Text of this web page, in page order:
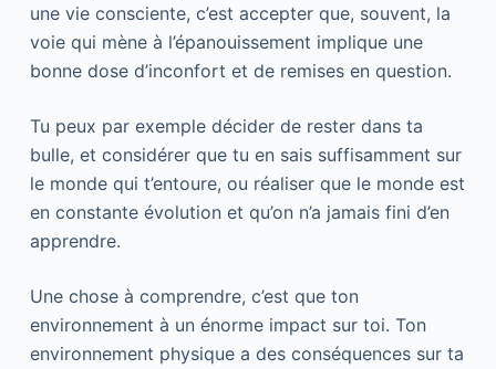
une vie consciente, c’est accepter que, souvent, la
voie qui mène à l’épanouissement implique une
bonne dose d’inconfort et de remises en question.
Tu peux par exemple décider de rester dans ta
bulle, et considérer que tu en sais suffisamment sur
le monde qui t’entoure, ou réaliser que le monde est
en constante évolution et qu’on n’a jamais fini d’en
apprendre.
Une chose à comprendre, c’est que ton
environnement à un énorme impact sur toi. Ton
environnement physique a des conséquences sur ta